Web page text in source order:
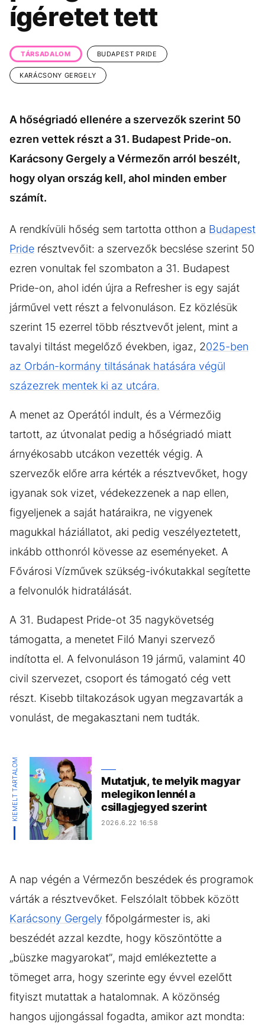
KÖZÉLET
ÉLETMÓD DESIGN
BESZÉLGETÉSEK ARCOK
VIDEÓ
ígéretet tett
TÁRSADALOM BUDAPEST PRIDE
KARÁCSONY GERGELY
A hőségriadó ellenére a szervezők szerint 50
ezren vettek részt a 31. Budapest Pride-on.
Karácsony Gergely a Vérmezőn arról beszélt,
hogy olyan ország kell, ahol minden ember
számít.
A rendkívüli hőség sem tartotta otthon a Budapest
Pride résztvevőit: a szervezők becslése szerint 50
ezren vonultak fel szombaton a 31. Budapest
Pride-on, ahol idén újra a Refresher is egy saját
járművel vett részt a felvonuláson. Ez közlésük
szerint 15 ezerrel több résztvevőt jelent, mint a
tavalyi tiltást megelőző években, igaz, 2025-ben
az Orbán-kormány tiltásának hatására végül
százezrek mentek ki az utcára.
A menet az Operától indult, és a Vérmezőig
tartott, az útvonalat pedig a hőségriadó miatt
árnyékosabb utcákon vezették végig. A
szervezők előre arra kérték a résztvevőket, hogy
igyanak sok vizet, védekezzenek a nap ellen,
figyeljenek a saját határaikra, ne vigyenek
magukkal háziállatot, aki pedig veszélyeztetett,
inkább otthonról kövesse az eseményeket. A
Fővárosi Vízművek szükség-ivókutakkal segítette
a felvonulók hidratálását.
A 31. Budapest Pride-ot 35 nagykövetség
támogatta, a menetet Filó Manyi szervező
indította el. A felvonuláson 19 jármű, valamint 40
civil szervezet, csoport és támogató cég vett
részt. Kisebb tiltakozások ugyan megzavarták a
vonulást, de megakasztani nem tudták.
KIEMELT TARTALOM
Mutatjuk, te melyik magyar
melegikon lennél a
csillagjegyed szerint
2026.6.22 16:58
A nap végén a Vérmezőn beszédek és programok
várták a résztvevőket. Felszólalt többek között
Karácsony Gergely főpolgármester is, aki
beszédét azzal kezdte, hogy köszöntötte a
„büszke magyarokat”, majd emlékeztette a
tömeget arra, hogy szerinte egy évvel ezelőtt
fityiszt mutattak a hatalomnak. A közönség
hangos ujjongással fogadta, amikor azt mondta: